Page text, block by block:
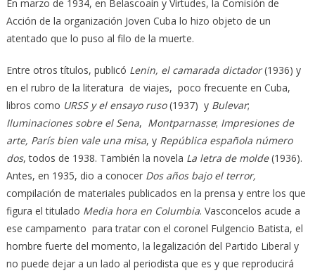
En marzo de 1934, en Belascoaín y Virtudes, la Comisión de
Acción de la organización Joven Cuba lo hizo objeto de un
atentado que lo puso al filo de la muerte.
Entre otros títulos, publicó Lenin, el camarada dictador(1936) y
en el rubro de la literatura de viajes, poco frecuente en Cuba,
libros como URSS y el ensayo ruso(1937) y Bulevar;
Iluminaciones sobre el Sena, Montparnasse; Impresiones de
arte, París bien vale una misa, y República española número
dos, todos de 1938. También la novela La letra de molde(1936).
Antes, en 1935, dio a conocer Dos años bajo el terror,
compilación de materiales publicados en la prensa y entre los que
figura el titulado Media hora en Columbia. Vasconcelos acude a
ese campamento para tratar con el coronel Fulgencio Batista, el
hombre fuerte del momento, la legalización del Partido Liberal y
no puede dejar a un lado al periodista que es y que reproducirá